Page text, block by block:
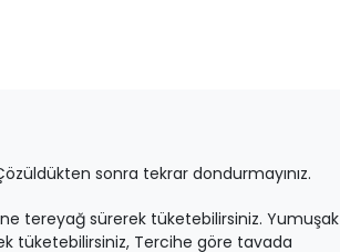
sonra tekrar dondurmayınız.
tereyağ sürerek tüketebilirsiniz. Yumuşak
tüketebilirsiniz, Tercihe göre tavada